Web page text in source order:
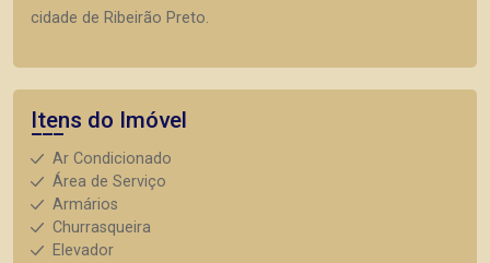
cidade de Ribeirão Preto.
Itens do Imóvel
Ar Condicionado
Área de Serviço
Armários
Churrasqueira
Elevador